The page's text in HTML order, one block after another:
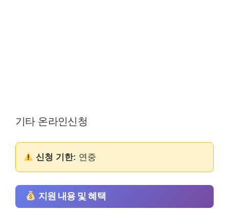
기타 온라인신청
신청 기한: 연중
지원 내용 및 혜택